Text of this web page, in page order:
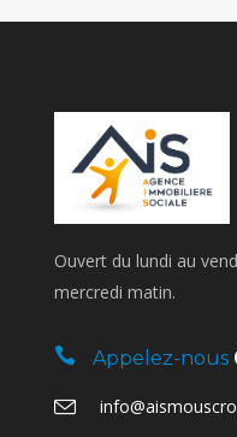
Ouvert du lundi au
mercredi matin.
Appelez-nous